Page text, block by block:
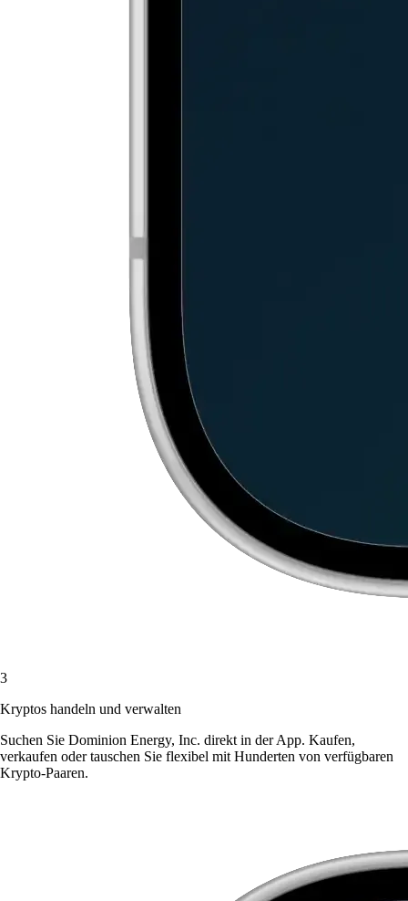
3
Kryptos handeln und verwalten
Suchen Sie Dominion Energy, Inc. direkt in der App. Kaufen,
verkaufen oder tauschen Sie flexibel mit Hunderten von verfügbaren
Krypto-Paaren.